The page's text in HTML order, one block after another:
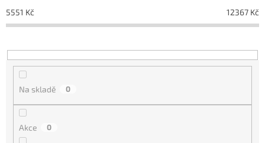
o
d
k
t
5551 Kč 12367 Kč
Na skladě 0
Akce 0